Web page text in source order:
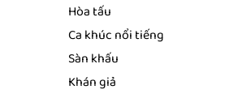
Hòa tấu
Ca khúc nổi tiếng
Sàn khấu
Khán giả